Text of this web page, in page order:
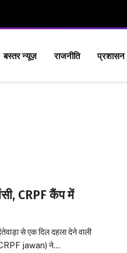
बस्तर न्यूज़ राजनीति प्रशासन
CRPF कैंप में
से एक दिल दहला देने वाली
jawan) ने…